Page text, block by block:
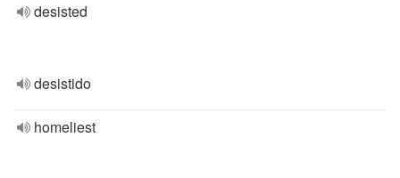
desisted
desistido
homeliest